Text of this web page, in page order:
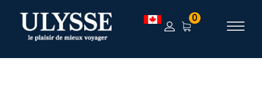
TEST 0